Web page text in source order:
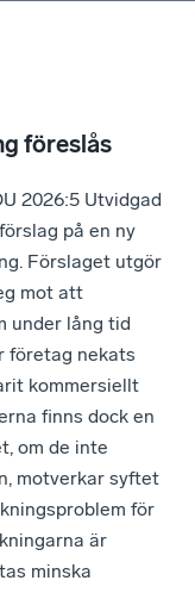
a
T
r
o
t
s
l
å
g
t
E
U
-
k
o
m
m
i
s
V
i
s
a
r
P
o
l
e
föreslås
2026:5 Utvidgad
på en ny
Förslaget utgör
mot att
under lång tid
företag nekats
kommersiellt
finns dock en
om de inte
motverkar syftet
för
är
minska